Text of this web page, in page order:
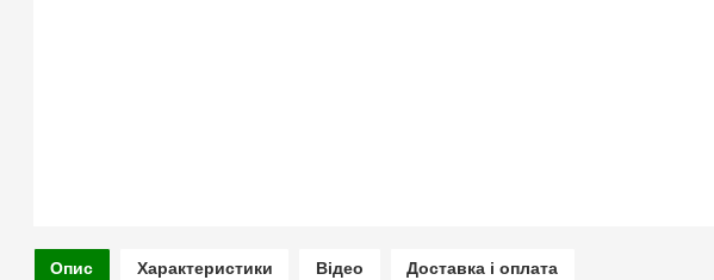
Опис Характеристики Відео Доставка і оплата